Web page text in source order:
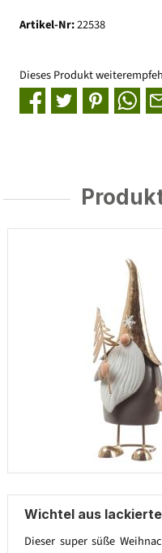
Artikel-Nr:22538
Dieses Produkt
Wichtel aus
Dieser super süße